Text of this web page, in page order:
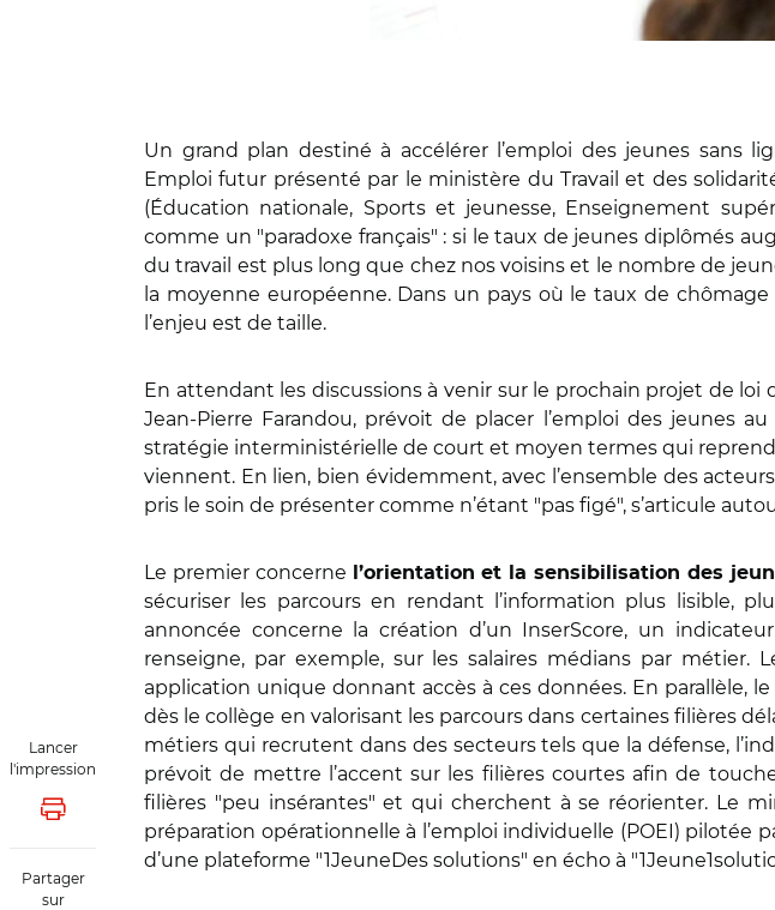
Lancer
l'impression
Lancer l'impression
Partager
sur
Un grand plan destiné à accélérer l’emploi des jeunes sans
Emploi futur présenté par le ministère du Travail et des
(Éducation nationale, Sports et jeunesse, Enseignement
comme un "paradoxe français" : si le taux de jeunes diplômés
du travail est plus long que chez nos voisins et le nombre de
la moyenne européenne. Dans un pays où le taux de
l’enjeu est de taille.
En attendant les discussions à venir sur le prochain projet de loi
Jean-Pierre Farandou, prévoit de placer l’emploi des jeunes
stratégie interministérielle de court et moyen termes qui
viennent. En lien, bien évidemment, avec l’ensemble des
pris le soin de présenter comme n’étant "pas figé", s’articule
Le premier concerne l’orientation et la sensibilisation des
sécuriser les parcours en rendant l’information plus lisible,
annoncée concerne la création d’un InserScore, un
renseigne, par exemple, sur les salaires médians par
application unique donnant accès à ces données. En parallèle,
dès le collège en valorisant les parcours dans certaines filières
métiers qui recrutent dans des secteurs tels que la défense,
prévoit de mettre l’accent sur les filières courtes afin de
filières "peu insérantes" et qui cherchent à se réorienter. Le
préparation opérationnelle à l’emploi individuelle (POEI) pilotée
d’une plateforme "1JeuneDes solutions" en écho à